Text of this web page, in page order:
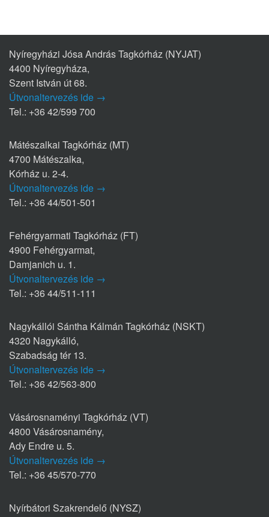
Nyíregyházi Jósa András Tagkórház (NYJAT)
4400 Nyíregyháza,
Szent István út 68.
Útvonaltervezés ide →
Tel.: +36 42/599 700
Mátészalkai Tagkórház (MT)
4700 Mátészalka,
Kórház u. 2-4.
Útvonaltervezés ide →
Tel.: +36 44/501-501
Fehérgyarmati Tagkórház (FT)
4900 Fehérgyarmat,
Damjanich u. 1.
Útvonaltervezés ide →
Tel.: +36 44/511-111
Nagykállói Sántha Kálmán Tagkórház (NSKT)
4320 Nagykálló,
Szabadság tér 13.
Útvonaltervezés ide →
Tel.: +36 42/563-800
Vásárosnaményi Tagkórház (VT)
4800 Vásárosnamény,
Ady Endre u. 5.
Útvonaltervezés ide →
Tel.: +36 45/570-770
Nyírbátori Szakrendelő (NYSZ)